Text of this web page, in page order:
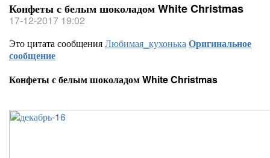
Конфеты с белым шоколадом White Christmas
17-12-2017 19:02
Это цитата сообщенияЛюбимая_кухонькаОригинальное
сообщение
Конфеты с белым шоколадом White Christmas